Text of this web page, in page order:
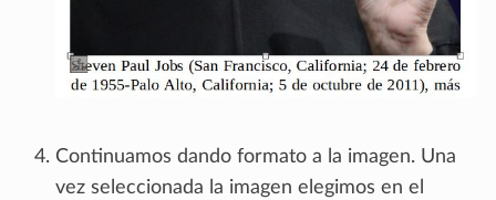
Continuamos dando formato a la imagen. Una
vez seleccionada la imagen elegimos en el